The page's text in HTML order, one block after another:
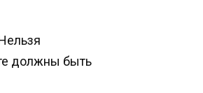
должны быть